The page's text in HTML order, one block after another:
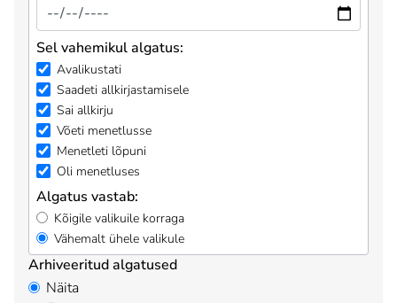
Sel vahemikul algatus:
Avalikustati
Saadeti allkirjastamisele
Sai allkirju
Võeti menetlusse
Menetleti lõpuni
Oli menetluses
Algatus vastab:
Kõigile valikuile korraga
Vähemalt ühele valikule
Arhiveeritud algatused
Näita